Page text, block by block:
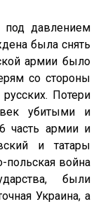
под давлением
была снять
армии было
со стороны
Потери
убитыми и
часть армии и
и татары
польская война
были
Украина, а